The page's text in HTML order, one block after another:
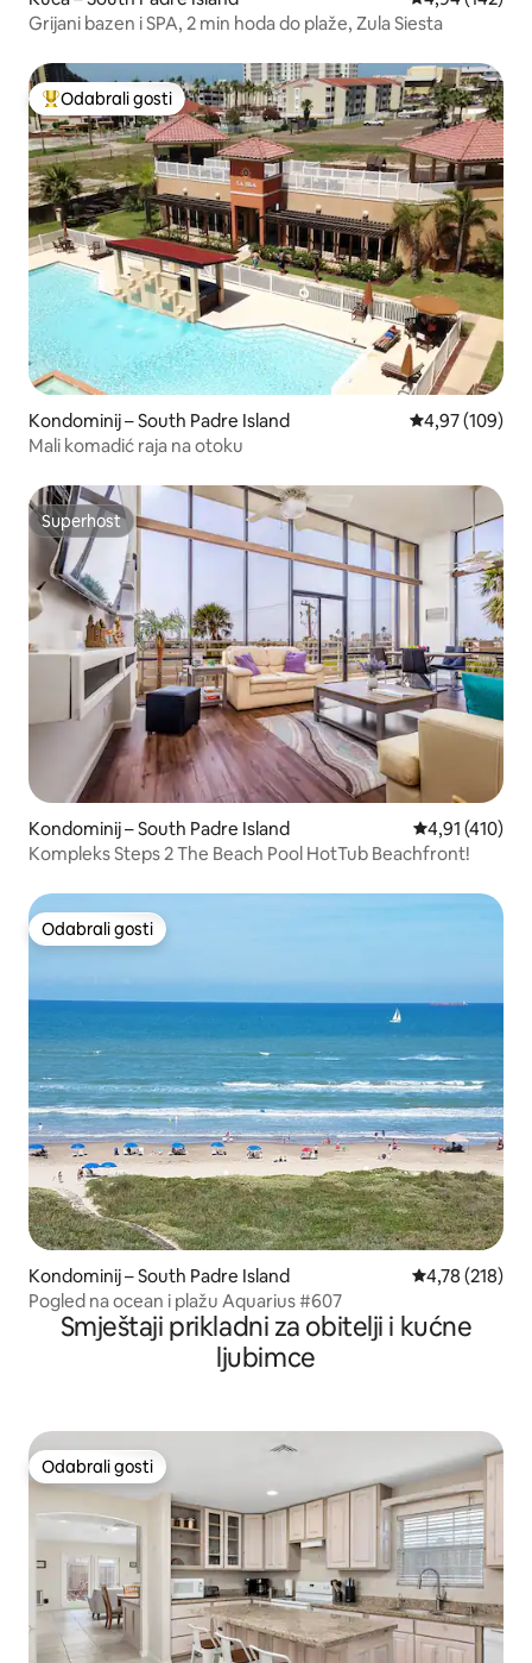
Grijani bazen i SPA, 2 min hoda do plaže, Zula Siesta
Među najviše rangiranima s oznakom „Odabrali gosti”
Odabrali gosti
Kondominij – South Padre Island Prosječna
4,97 (109)
Mali komadić raja na otoku
Superhost
Superhost
Kondominij – South Padre Island Prosječna
4,91 (410)
Kompleks Steps 2 The Beach Pool HotTub Beachfront!
Odabrali gosti
Odabrali gosti
Kondominij – South Padre Island Prosječna
4,78 (218)
Pogled na ocean i plažu Aquarius #607
Smještaji prikladni za obitelji i kućne
ljubimce
Odabrali gosti
Odabrali gosti